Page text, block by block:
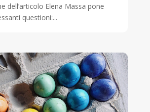
dell’articolo Elena Massa pone
questioni:...